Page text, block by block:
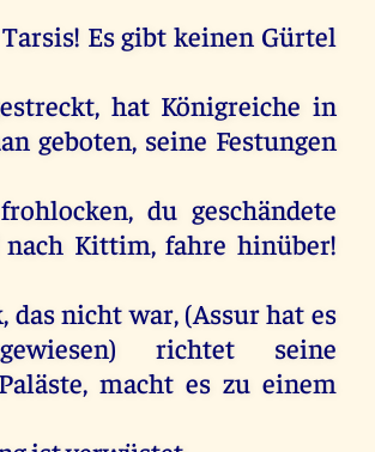
Tarsis! Esgibt keinen Gürtel
, hat Königreiche in
geboten, seine Festungen
frohlocken, du geschändete
nach Kittim,fahre hinüber!
, dasnicht war, (Assurhat es
richtet
seine
Paläste, macht es zu einem